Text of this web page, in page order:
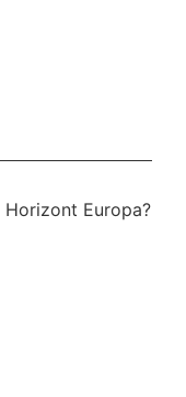
Europa?